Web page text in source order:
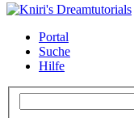
Portal
Suche
Hilfe